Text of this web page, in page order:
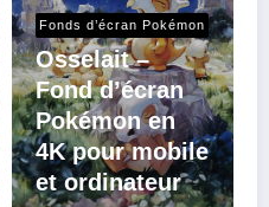
Fonds d’écran Pokémon
Osselait –
Fond d’écran
Pokémon en
4K pour mobile
et ordinateur